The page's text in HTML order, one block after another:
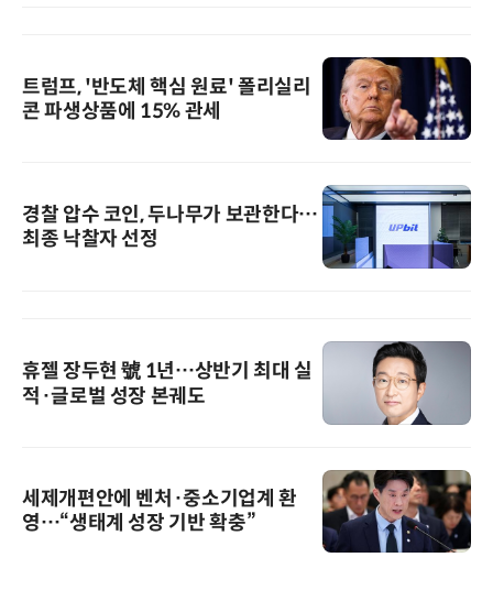
트럼프, '반도체 핵심 원료' 폴리실리
콘 파생상품에 15% 관세
경찰 압수 코인, 두나무가 보관한다…
최종 낙찰자 선정
휴젤 장두현 號 1년…상반기 최대 실
적·글로벌 성장 본궤도
세제개편안에 벤처·중소기업계 환
영…“생태계 성장 기반 확충”